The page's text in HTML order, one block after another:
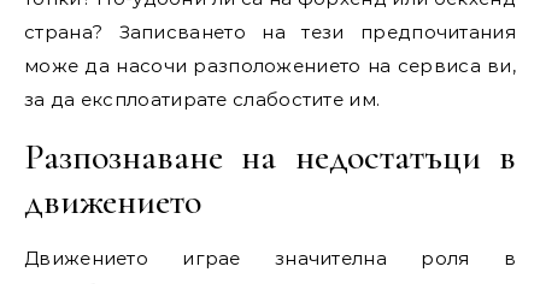
страна? Записването на тези предпочитания
може да насочи разположението на сервиса ви,
за да експлоатирате слабостите им.
Разпознаване на недостатъци в
движението
Движението играе значителна роля в